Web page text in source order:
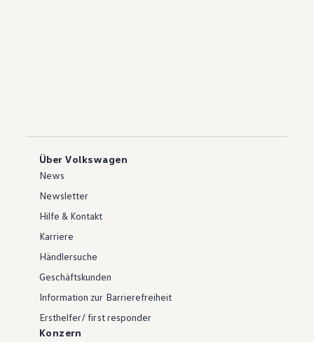
Über Volkswagen
News
Newsletter
Hilfe & Kontakt
Karriere
Händlersuche
Geschäftskunden
Information zur Barrierefreiheit
Ersthelfer/ first responder
Konzern